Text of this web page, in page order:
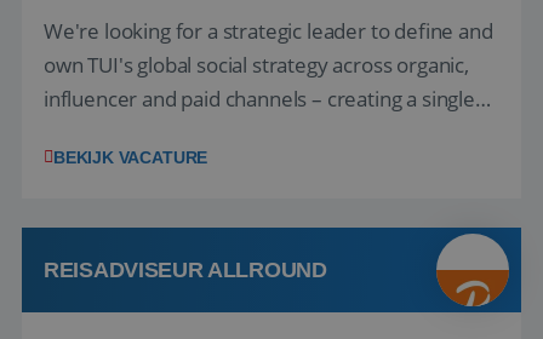
We're looking for a strategic leader to define and
own TUI's global social strategy across organic,
influencer and paid channels – creating a single
locally. The role will be published until 18 August
Attractive remuneration, discre...
BEKIJK VACATURE
REISADVISEUR ALLROUND